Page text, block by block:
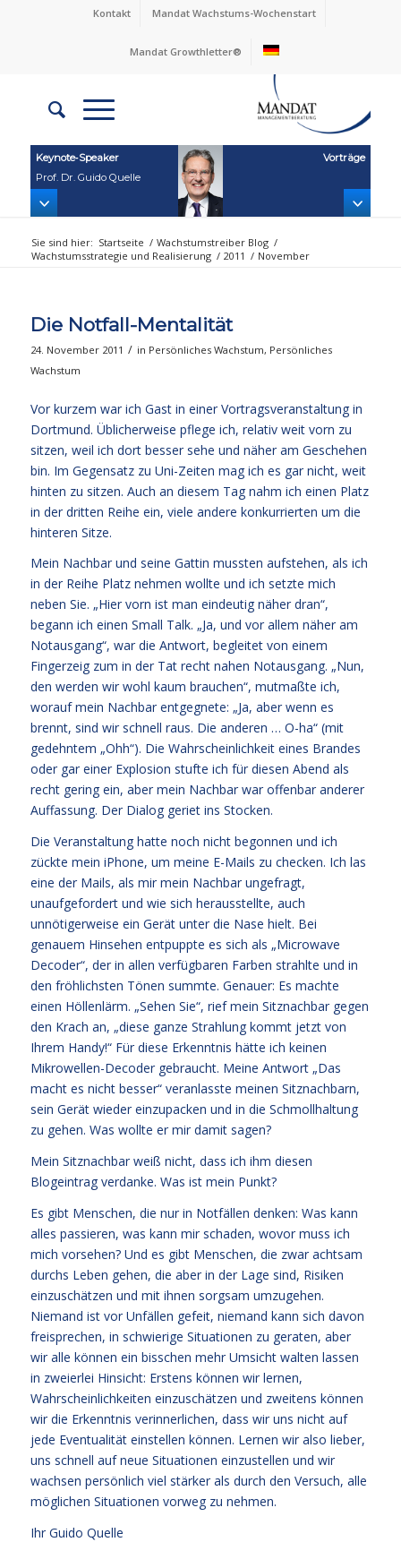
Kontakt Mandat Wachstums-Wochenstart
Mandat Growthletter®
Keynote‑Speaker
Prof. Dr. Guido Quelle
Vorträge
Sie sind hier: Startseite / Wachstumstreiber Blog /
Wachstumsstrategie und Realisierung / 2011 / November
Die Notfall-Mentalität
24. November 2011 / in Persönliches Wachstum, Persönliches
Wachstum
Vor kurzem war ich Gast in einer Vortragsveranstaltung in
Dortmund. Üblicherweise pflege ich, relativ weit vorn zu
sitzen, weil ich dort besser sehe und näher am Geschehen
bin. Im Gegensatz zu Uni-Zeiten mag ich es gar nicht, weit
hinten zu sitzen. Auch an diesem Tag nahm ich einen Platz
in der dritten Reihe ein, viele andere konkurrierten um die
hinteren Sitze.
Mein Nachbar und seine Gattin mussten aufstehen, als ich
in der Reihe Platz nehmen wollte und ich setzte mich
neben Sie. „Hier vorn ist man eindeutig näher dran“,
begann ich einen Small Talk. „Ja, und vor allem näher am
Notausgang“, war die Antwort, begleitet von einem
Fingerzeig zum in der Tat recht nahen Notausgang. „Nun,
den werden wir wohl kaum brauchen“, mutmaßte ich,
worauf mein Nachbar entgegnete: „Ja, aber wenn es
brennt, sind wir schnell raus. Die anderen … O-ha“ (mit
gedehntem „Ohh“). Die Wahrscheinlichkeit eines Brandes
oder gar einer Explosion stufte ich für diesen Abend als
recht gering ein, aber mein Nachbar war offenbar anderer
Auffassung. Der Dialog geriet ins Stocken.
Die Veranstaltung hatte noch nicht begonnen und ich
zückte mein iPhone, um meine E-Mails zu checken. Ich las
eine der Mails, als mir mein Nachbar ungefragt,
unaufgefordert und wie sich herausstellte, auch
unnötigerweise ein Gerät unter die Nase hielt. Bei
genauem Hinsehen entpuppte es sich als „Microwave
Decoder“, der in allen verfügbaren Farben strahlte und in
den fröhlichsten Tönen summte. Genauer: Es machte
einen Höllenlärm. „Sehen Sie“, rief mein Sitznachbar gegen
den Krach an, „diese ganze Strahlung kommt jetzt von
Ihrem Handy!“ Für diese Erkenntnis hätte ich keinen
Mikrowellen-Decoder gebraucht. Meine Antwort „Das
macht es nicht besser“ veranlasste meinen Sitznachbarn,
sein Gerät wieder einzupacken und in die Schmollhaltung
zu gehen. Was wollte er mir damit sagen?
Mein Sitznachbar weiß nicht, dass ich ihm diesen
Blogeintrag verdanke. Was ist mein Punkt?
Es gibt Menschen, die nur in Notfällen denken: Was kann
alles passieren, was kann mir schaden, wovor muss ich
mich vorsehen? Und es gibt Menschen, die zwar achtsam
durchs Leben gehen, die aber in der Lage sind, Risiken
einzuschätzen und mit ihnen sorgsam umzugehen.
Niemand ist vor Unfällen gefeit, niemand kann sich davon
freisprechen, in schwierige Situationen zu geraten, aber
wir alle können ein bisschen mehr Umsicht walten lassen
in zweierlei Hinsicht: Erstens können wir lernen,
Wahrscheinlichkeiten einzuschätzen und zweitens können
wir die Erkenntnis verinnerlichen, dass wir uns nicht auf
jede Eventualität einstellen können. Lernen wir also lieber,
uns schnell auf neue Situationen einzustellen und wir
wachsen persönlich viel stärker als durch den Versuch, alle
möglichen Situationen vorweg zu nehmen.
Ihr Guido Quelle